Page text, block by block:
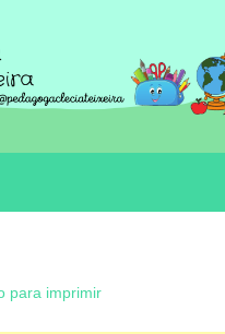
para imprimir